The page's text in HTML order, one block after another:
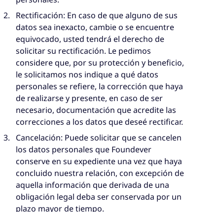
Rectificación: En caso de que alguno de sus
datos sea inexacto, cambie o se encuentre
equivocado, usted tendrá el derecho de
solicitar su rectificación. Le pedimos
considere que, por su protección y beneficio,
le solicitamos nos indique a qué datos
personales se refiere, la corrección que haya
de realizarse y presente, en caso de ser
necesario, documentación que acredite las
correcciones a los datos que deseé rectificar.
Cancelación: Puede solicitar que se cancelen
los datos personales que Foundever
conserve en su expediente una vez que haya
concluido nuestra relación, con excepción de
aquella información que derivada de una
obligación legal deba ser conservada por un
plazo mayor de tiempo.